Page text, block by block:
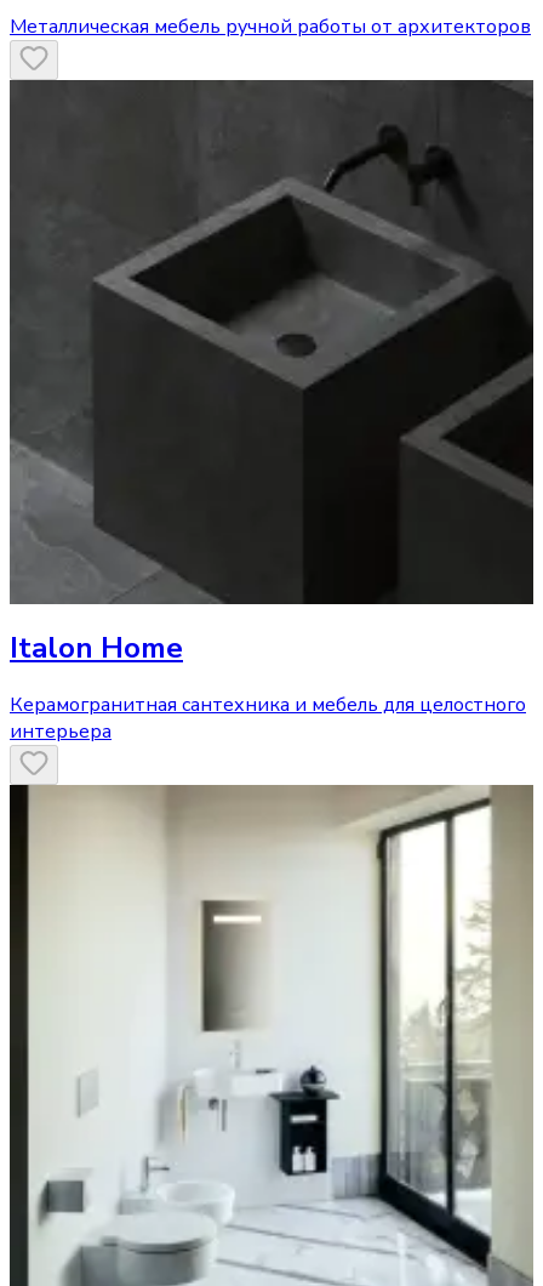
Металлическая мебель ручной работы от архитекторов
Italon Home
Керамогранитная сантехника и мебель для целостного
интерьера